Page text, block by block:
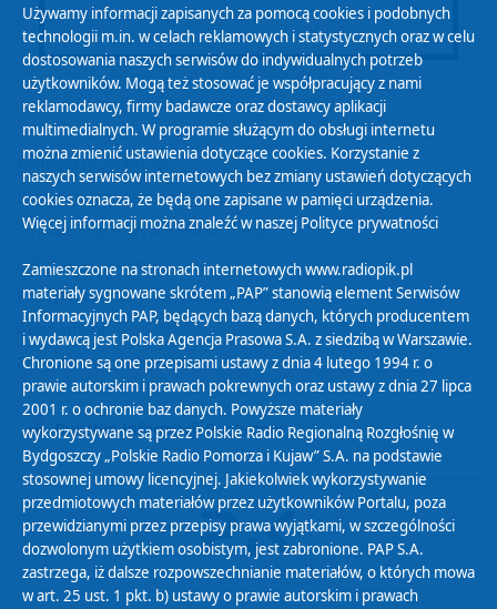
Polityka Prywatności
Zasady korzystania z Serwisu
Organizacje Pożytku Publicznego
Cyfryzacja DAB+
Polityka ochrony danych osobowych
Abonament
Zamówienia publiczne
Biuletyn Informacji Publicznej
Używamy informacji zapisanych za pomocą cookies i podobnych
technologii m.in. w celach reklamowych i statystycznych oraz w celu
dostosowania naszych serwisów do indywidualnych potrzeb
użytkowników. Mogą też stosować je współpracujący z nami
reklamodawcy, firmy badawcze oraz dostawcy aplikacji
multimedialnych. W programie służącym do obsługi internetu
można zmienić ustawienia dotyczące cookies. Korzystanie z
naszych serwisów internetowych bez zmiany ustawień dotyczących
cookies oznacza, że będą one zapisane w pamięci urządzenia.
Więcej informacji można znaleźć w naszej Polityce prywatności
Zamieszczone na stronach internetowych www.radiopik.pl
materiały sygnowane skrótem „PAP” stanowią element Serwisów
Informacyjnych PAP, będących bazą danych, których producentem
i wydawcą jest Polska Agencja Prasowa S.A. z siedzibą w Warszawie.
Chronione są one przepisami ustawy z dnia 4 lutego 1994 r. o
prawie autorskim i prawach pokrewnych oraz ustawy z dnia 27 lipca
2001 r. o ochronie baz danych. Powyższe materiały
wykorzystywane są przez Polskie Radio Regionalną Rozgłośnię w
Bydgoszczy „Polskie Radio Pomorza i Kujaw” S.A. na podstawie
stosownej umowy licencyjnej. Jakiekolwiek wykorzystywanie
przedmiotowych materiałów przez użytkowników Portalu, poza
przewidzianymi przez przepisy prawa wyjątkami, w szczególności
dozwolonym użytkiem osobistym, jest zabronione. PAP S.A.
zastrzega, iż dalsze rozpowszechnianie materiałów, o których mowa
w art. 25 ust. 1 pkt. b) ustawy o prawie autorskim i prawach